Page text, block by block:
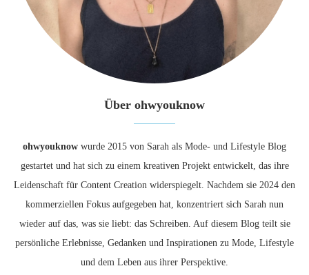
Über ohwyouknow
ohwyouknow wurde 2015 von Sarah als Mode- und Lifestyle Blog
gestartet und hat sich zu einem kreativen Projekt entwickelt, das ihre
Leidenschaft für Content Creation widerspiegelt. Nachdem sie 2024 den
kommerziellen Fokus aufgegeben hat, konzentriert sich Sarah nun
wieder auf das, was sie liebt: das Schreiben. Auf diesem Blog teilt sie
persönliche Erlebnisse, Gedanken und Inspirationen zu Mode, Lifestyle
und dem Leben aus ihrer Perspektive.